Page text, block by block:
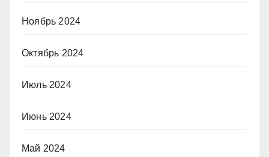
Ноябрь 2024
Октябрь 2024
Июль 2024
Июнь 2024
Май 2024